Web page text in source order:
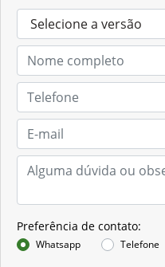
Preferência de contato:
Whatsapp Telefone